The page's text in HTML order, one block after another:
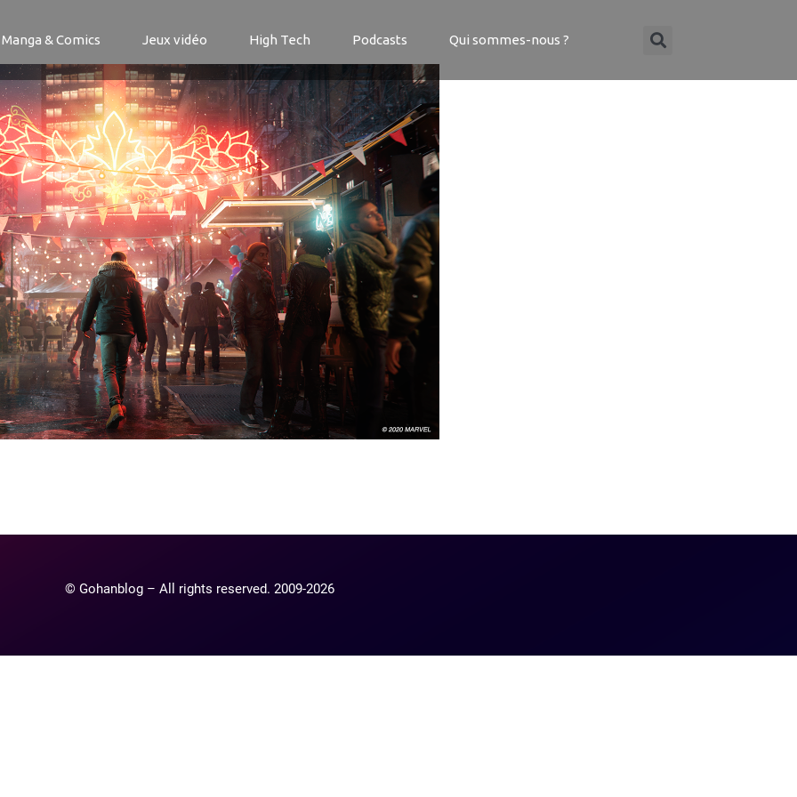
Manga & Comics Jeux vidéo High Tech Podcasts Qui sommes-nous ?
man Miles Morales
un commentaire.
© Gohanblog – All rights reserved. 2009-2026